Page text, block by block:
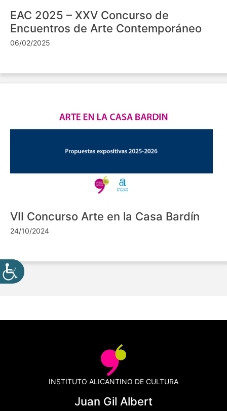
EAC 2025 – XXV Concurso de
Encuentros de Arte Contemporáneo
06/02/2025
VII Concurso Arte en la Casa Bardín
24/10/2024
INSTITUTO ALICANTINO DE CULTURA
Juan Gil Albert